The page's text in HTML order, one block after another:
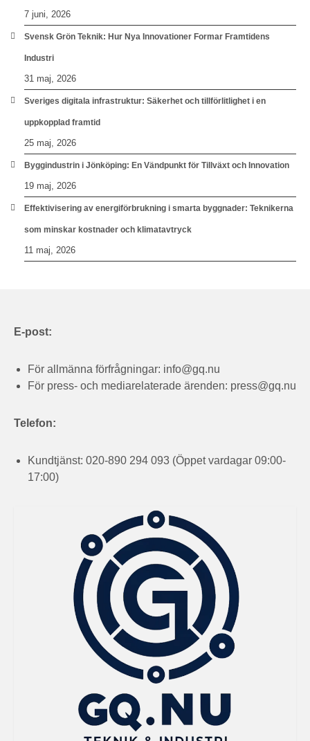
7 juni, 2026
Svensk Grön Teknik: Hur Nya Innovationer Formar Framtidens
Industri
31 maj, 2026
Sveriges digitala infrastruktur: Säkerhet och tillförlitlighet i en
uppkopplad framtid
25 maj, 2026
Byggindustrin i Jönköping: En Vändpunkt för Tillväxt och Innovation
19 maj, 2026
Effektivisering av energiförbrukning i smarta byggnader: Teknikerna
som minskar kostnader och klimatavtryck
11 maj, 2026
E-post:
För allmänna förfrågningar: info@gq.nu
För press- och mediarelaterade ärenden: press@gq.nu
Telefon:
Kundtjänst: 020-890 294 093 (Öppet vardagar 09:00-
17:00)